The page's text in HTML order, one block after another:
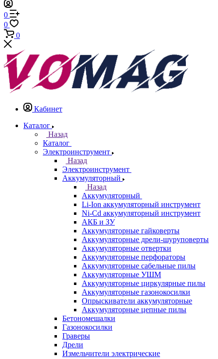
0
0
0
Кабинет
Каталог
Назад
Каталог
Электроинструмент
Назад
Электроинструмент
Аккумуляторный
Назад
Аккумуляторный
Li-Ion аккумуляторный инструмент
Ni-Cd аккумуляторный инструмент
АКБ и ЗУ
Аккумуляторные гайковерты
Аккумуляторные дрели-шуруповерты
Аккумуляторные отвертки
Аккумуляторные перфораторы
Аккумуляторные сабельные пилы
Аккумуляторные УШМ
Аккумуляторные циркулярные пилы
Аккумуляторные газонокосилки
Опрыскиватели аккумуляторные
Аккумуляторные цепные пилы
Бетономешалки
Газонокосилки
Граверы
Дрели
Измельчители электрические